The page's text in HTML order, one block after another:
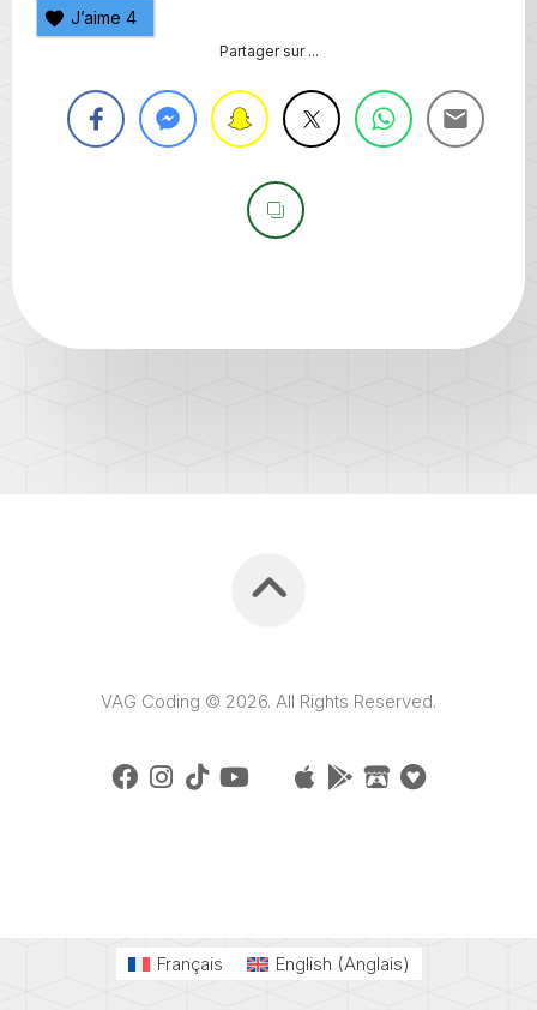
J’aime 4
Partager sur ...
VAG Coding © 2026. All Rights Reserved.
Français English (Anglais)